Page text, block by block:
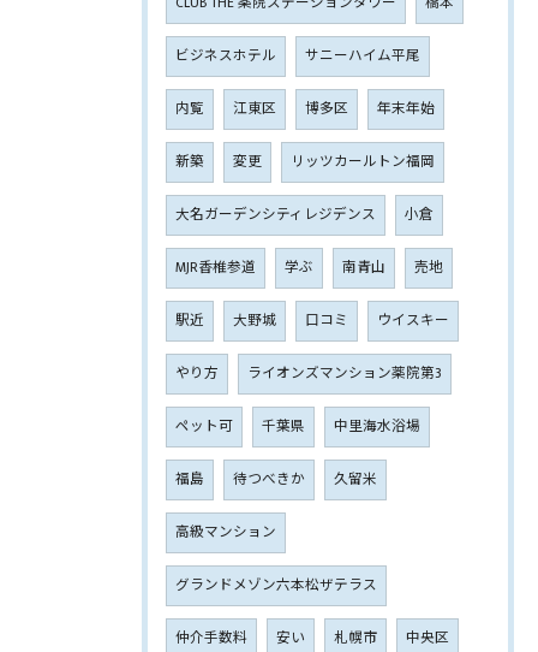
ビジネスホテル サニーハイム平尾
内覧 江東区 博多区 年末年始
新築 変更 リッツカールトン福岡
大名ガーデンシティレジデンス 小倉
MJR香椎参道 学ぶ 南青山 売地
駅近 大野城 口コミ ウイスキー
やり方 ライオンズマンション薬院第3
ペット可 千葉県 中里海水浴場
福島 待つべきか 久留米
高級マンション
グランドメゾン六本松ザテラス
仲介手数料 安い 札幌市 中央区